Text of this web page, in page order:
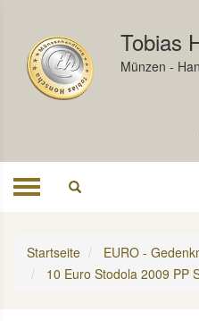
Tobias
Münzen -
Toggle
Startseite EURO -
10 Euro Stodola 2009 PP